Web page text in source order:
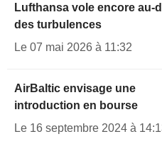
Lufthansa vole encore au-
des turbulences
Le 07 mai 2026 à 11:32
AirBaltic envisage une
introduction en bourse
Le 16 septembre 2024 à